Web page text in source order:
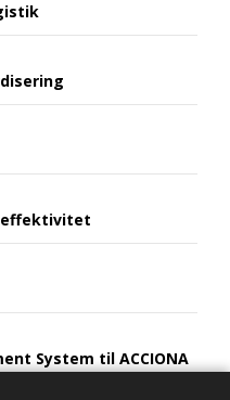
System til ACCIONA